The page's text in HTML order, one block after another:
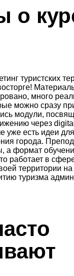
о
туристских
много
можно сразу
модули,
через
уже есть идеи
города.
а формат
работает в
территории
туризма